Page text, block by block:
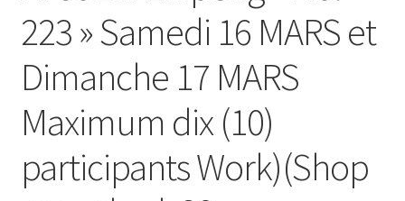
223 » Samedi 16 MARS et
Dimanche 17 MARS
Maximum dix (10)
participants Work)(Shop